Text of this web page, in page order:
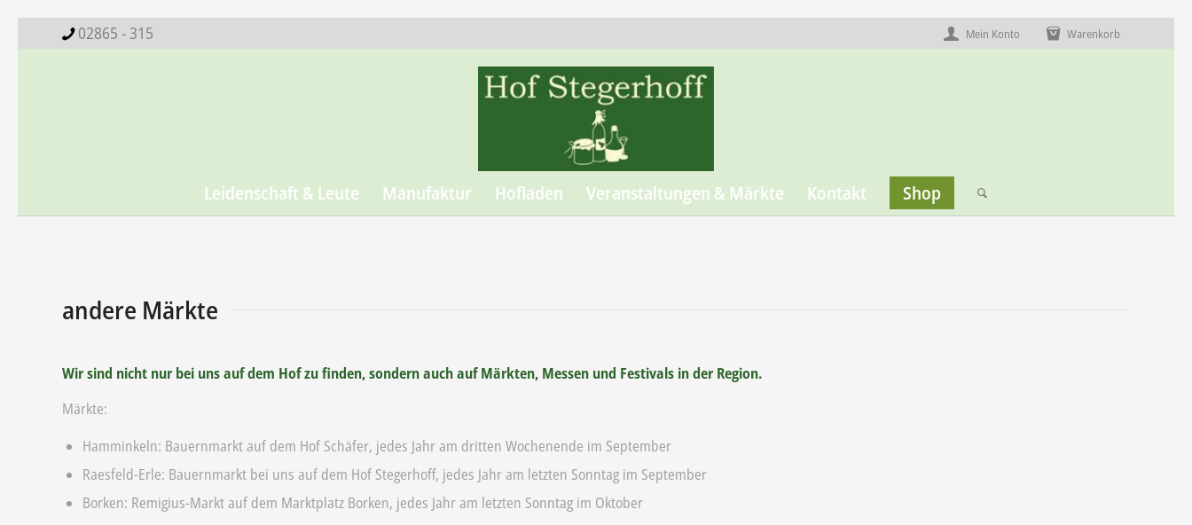
Mein Konto Warenkorb
02865 - 315
Leidenschaft & Leute Manufaktur Hofladen Veranstaltungen & Märkte Kontakt Shop
andere Märkte
Wir sind nicht nur bei uns auf dem Hof zu finden, sondern auch auf Märkten, Messen und Festivals in der Region.
Märkte:
Hamminkeln: Bauernmarkt auf dem Hof Schäfer, jedes Jahr am dritten Wochenende im September
Raesfeld-Erle: Bauernmarkt bei uns auf dem Hof Stegerhoff, jedes Jahr am letzten Sonntag im September
Borken: Remigius-Markt auf dem Marktplatz Borken, jedes Jahr am letzten Sonntag im Oktober